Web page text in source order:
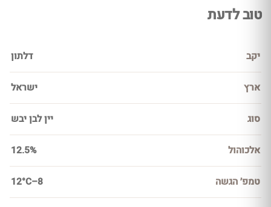
טוב לדעת
יקב דלתון
ארץ ישראל
סוג יין לבן יבש
אלכוהול 12.5%
טמפ׳ הגשה 8–12°C